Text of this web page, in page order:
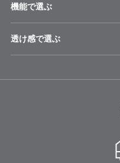
機能で選ぶ
透け感で選ぶ